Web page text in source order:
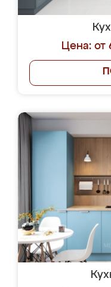
Цена: от